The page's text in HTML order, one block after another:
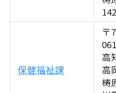
保健福祉課
〒
高
高
梼